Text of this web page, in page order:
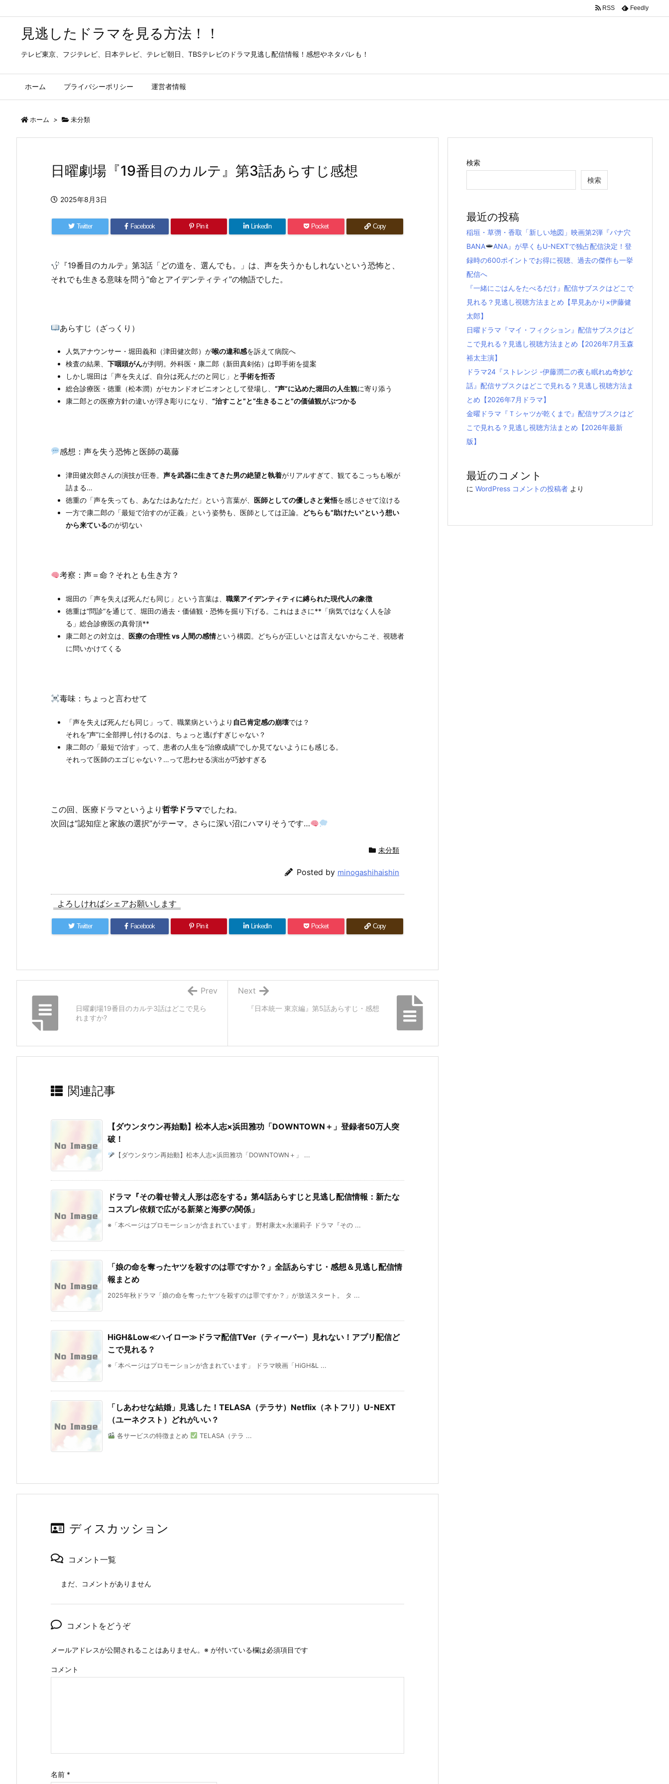
見逃したドラマを見る方法！！
テレビ東京、フジテレビ、日本テレビ、テレビ朝日、TBSテレビのドラマ見逃し配信情報！感想やネタバレも！
ホーム プライバシーポリシー 運営者情報
RSS Feedly
ホーム > 未分類
日曜劇場『19番目のカルテ』第3話あらすじ感想
2025年8月3日
Twitter Facebook Pin it LinkedIn Pocket Copy
『19番目のカルテ』第3話「どの道を、選んでも。」は、声を失うかもしれないという恐怖と、
それでも生きる意味を問う“命とアイデンティティ”の物語でした。
あらすじ（ざっくり）
人気アナウンサー・堀田義和（津田健次郎）が喉の違和感を訴えて病院へ
検査の結果、 下咽頭がんが判明。外科医・康二郎（新田真剣佑）は即手術を提案
しかし堀田は「声を失えば、自分は死んだのと同じ」と手術を拒否
総合診療医・徳重（松本潤）がセカンドオピニオンとして登場し、 “声”に込めた堀田の人生観に寄り添う
康二郎との医療方針の違いが浮き彫りになり、 “治すこと”と“生きること”の価値観がぶつかる
感想：声を失う恐怖と医師の葛藤
津田健次郎さんの演技が圧巻。 声を武器に生きてきた男の絶望と執着がリアルすぎて、観てるこっちも喉が
詰まる…
徳重の「声を失っても、あなたはあなただ」という言葉が、 医師としての優しさと覚悟を感じさせて泣ける
一方で康二郎の「最短で治すのが正義」という姿勢も、医師としては正論。
どちらも“助けたい”という想い
から来ているのが切ない
考察：声＝命？それとも生き方？
堀田の「声を失えば死んだも同じ」という言葉は、 職業アイデンティティに縛られた現代人の象徴
徳重は“問診”を通じて、堀田の過去・価値観・恐怖を掘り下げる。これはまさに**「病気ではなく人を診
る」総合診療医の真骨頂**
康二郎との対立は、 医療の合理性 vs 人間の感情という構図。どちらが正しいとは言えないからこそ、視聴者
に問いかけてくる
毒味：ちょっと言わせて
「声を失えば死んだも同じ」って、職業病というより 自己肯定感の崩壊では？
それを“声”に全部押し付けるのは、ちょっと逃げすぎじゃない？
康二郎の「最短で治す」って、患者の人生を“治療成績”でしか見てないようにも感じる。
それって医師のエゴじゃない？…って思わせる演出が巧妙すぎる
この回、医療ドラマというより 哲学ドラマでしたね。
次回は“認知症と家族の選択”がテーマ。さらに深い沼にハマりそうです…
未分類
Posted by minogashihaishin
よろしければシェアお願いします
Twitter Facebook Pin it LinkedIn Pocket Copy
『日本統一 東京編』第5話あらすじ・感想
Next
日曜劇場19番目のカルテ3話はどこで見ら
れますか?
Prev
関連記事
【ダウンタウン再始動】松本人志×浜田雅功「DOWNTOWN＋」登録者50万人突
破！
【ダウンタウン再始動】松本人志×浜田雅功「DOWNTOWN＋」 ...
ドラマ『その着せ替え人形は恋をする』第4話あらすじと見逃し配信情報：新たな
コスプレ依頼で広がる新菜と海夢の関係」
※「本ページはプロモーションが含まれています」 野村康太×永瀬莉子 ドラマ『その ...
「娘の命を奪ったヤツを殺すのは罪ですか？」全話あらすじ・感想＆見逃し配信情
報まとめ
2025年秋ドラマ「娘の命を奪ったヤツを殺すのは罪ですか？」が放送スタート。 タ ...
HiGH&Low≪ハイロー≫ドラマ配信TVer（ティーバー）見れない！アプリ配信ど
こで見れる？
※「本ページはプロモーションが含まれています」 ドラマ映画「HiGH&L ...
「しあわせな結婚」見逃した！TELASA（テラサ）Netflix（ネトフリ）U-NEXT
（ユーネクスト）どれがいい？
各サービスの特徴まとめ TELASA（テラ ...
ディスカッション
コメント一覧
まだ、コメントがありません
コメントをどうぞ
メールアドレスが公開されることはありません。 ※ が付いている欄は必須項目です
コメント
名前 *
検索
検索
最近の投稿
稲垣・草彅・香取「新しい地図」映画第2弾『バナ穴
BANA
ANA』が早くもU-NEXTで独占配信決定！登
録時の600ポイントでお得に視聴、過去の傑作も一挙
配信へ
『一緒にごはんをたべるだけ』配信サブスクはどこで
見れる？見逃し視聴方法まとめ【早見あかり×伊藤健
太郎】
日曜ドラマ『マイ・フィクション』配信サブスクはど
こで見れる？見逃し視聴方法まとめ【2026年7月玉森
裕太主演】
ドラマ24『ストレンジ -伊藤潤二の夜も眠れぬ奇妙な
話』配信サブスクはどこで見れる？見逃し視聴方法ま
とめ【2026年7月ドラマ】
金曜ドラマ『Ｔシャツが乾くまで』配信サブスクはど
こで見れる？見逃し視聴方法まとめ【2026年最新
版】
最近のコメント
に WordPress コメントの投稿者 より